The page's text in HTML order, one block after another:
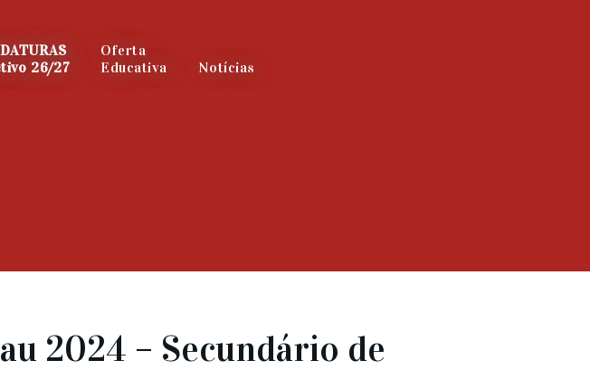
26/27
Oferta
Educativa
Notícias
2024 – Secundário de